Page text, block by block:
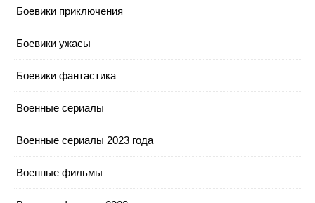
Боевики приключения
Боевики ужасы
Боевики фантастика
Военные сериалы
Военные сериалы 2023 года
Военные фильмы